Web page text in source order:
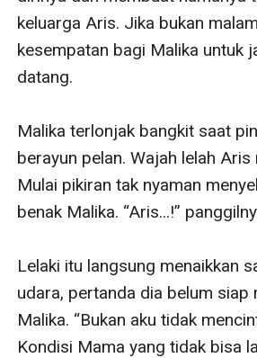
keluarga Aris. Jika bukan
kesempatan bagi Malika untuk
datang.
Malika terlonjak bangkit saat
berayun pelan. Wajah lelah Aris
Mulai pikiran tak nyaman
benak Malika. “Aris...!”
Lelaki itu langsung menaikkan
udara, pertanda dia belum siap
Malika. “Bukan aku tidak
Kondisi Mama yang tidak bisa